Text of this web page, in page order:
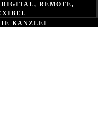
REMOTE,
KANZLEI